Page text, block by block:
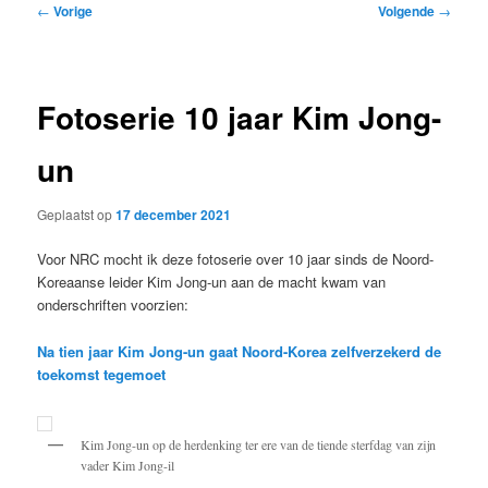
Bericht
← Vorige Volgende →
Fotoserie 10 jaar Kim Jong-
un
Geplaatst op17 december 2021
Voor NRC mocht ik deze fotoserie over 10 jaar sinds de Noord-
Koreaanse leider Kim Jong-un aan de macht kwam van
onderschriften voorzien:
Na tien jaar Kim Jong-un gaat Noord-Korea zelfverzekerd de
toekomst tegemoet
Kim Jong-un op de herdenking ter ere van de tiende sterfdag van zijn
vader Kim Jong-il